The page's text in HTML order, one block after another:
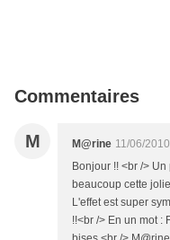
Commentaires
M M@rine 11/06/
Bonjour !! <br />
beaucoup cette
L'effet est super
!!<br /> En un mot :